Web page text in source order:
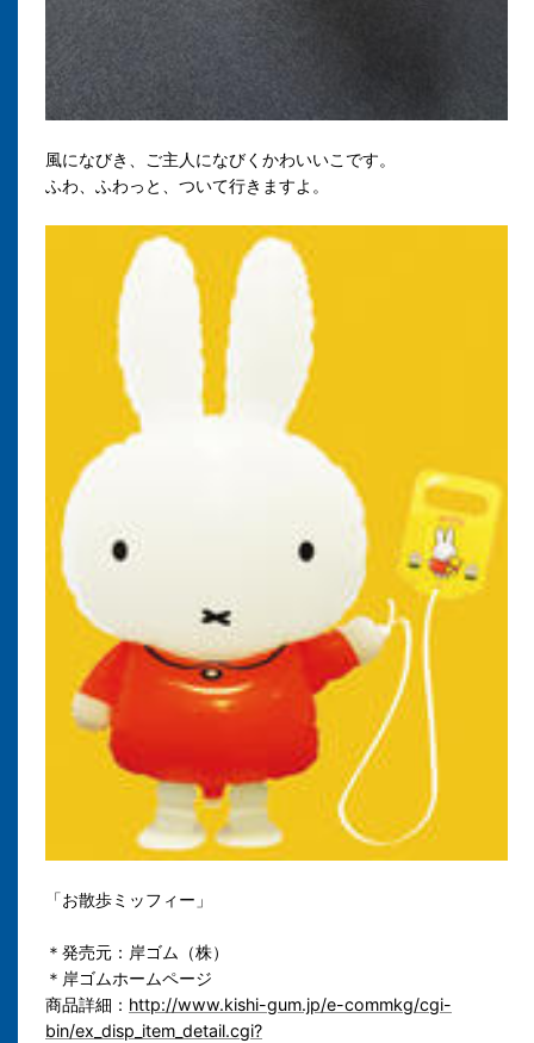
風になびき、ご主人になびくかわいいこです。
ふわ、ふわっと、ついて行きますよ。
「お散歩ミッフィー」
＊発売元：岸ゴム（株）
＊岸ゴムホームページ
商品詳細： http://www.kishi-gum.jp/e-commkg/cgi-
bin/ex_disp_item_detail.cgi?